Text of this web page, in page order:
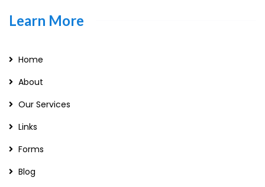
Learn More
Home
About
Our Services
Links
Forms
Blog